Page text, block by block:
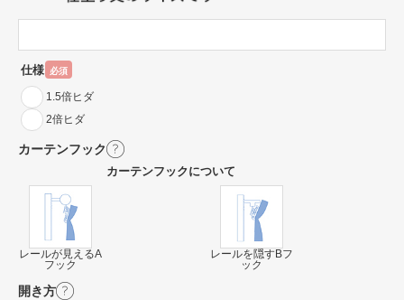
仕様 必須
1.5倍ヒダ
2倍ヒダ
カーテンフック
カーテンフックについて
レールが見えるA
フック
レールを隠すBフ
ック
開き方